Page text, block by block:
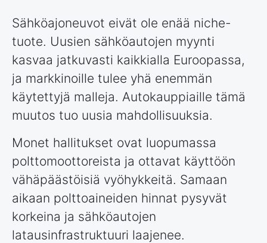
Sähköajoneuvot eivät ole enää niche-
tuote. Uusien sähköautojen myynti
kasvaa jatkuvasti kaikkialla Euroopassa,
ja markkinoille tulee yhä enemmän
käytettyjä malleja. Autokauppiaille tämä
muutos tuo uusia mahdollisuuksia.
Monet hallitukset ovat luopumassa
polttomoottoreista ja ottavat käyttöön
vähäpäästöisiä vyöhykkeitä. Samaan
aikaan polttoaineiden hinnat pysyvät
korkeina ja sähköautojen
latausinfrastruktuuri laajenee.